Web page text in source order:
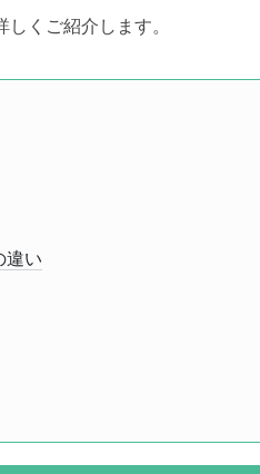
くご紹介します。
違い